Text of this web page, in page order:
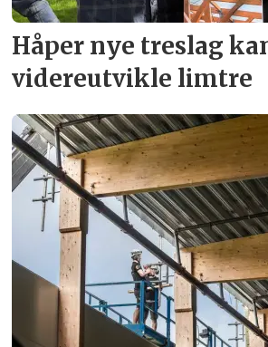
Håper nye treslag
videreutvikle limtre